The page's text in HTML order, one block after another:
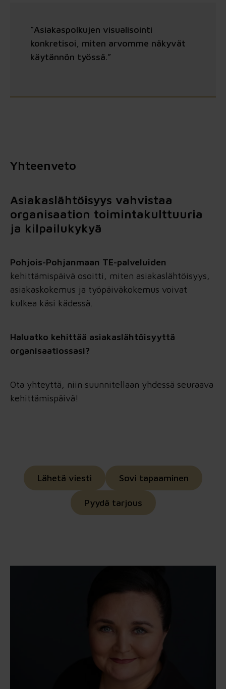
”Asiakaspolkujen visualisointi
konkretisoi, miten arvomme näkyvät
käytännön työssä.”
Yhteenveto
Asiakaslähtöisyys vahvistaa
organisaation toimintakulttuuria
ja kilpailukykyä
Pohjois-Pohjanmaan TE-palveluiden
kehittämispäivä osoitti, miten asiakaslähtöisyys,
asiakaskokemus ja työpäiväkokemus voivat
kulkea käsi kädessä.
Haluatko kehittää asiakaslähtöisyyttä
organisaatiossasi?
Ota yhteyttä, niin suunnitellaan yhdessä seuraava
kehittämispäivä!
Lähetä viesti Sovi tapaaminen
Pyydä tarjous